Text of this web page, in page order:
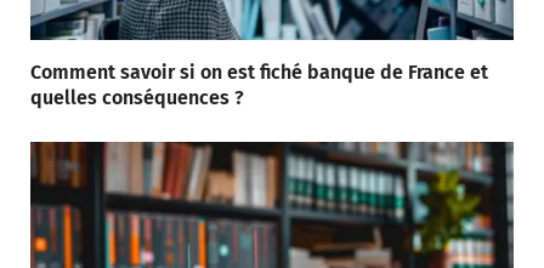
Comment savoir si on est fiché banque de France et
quelles conséquences ?